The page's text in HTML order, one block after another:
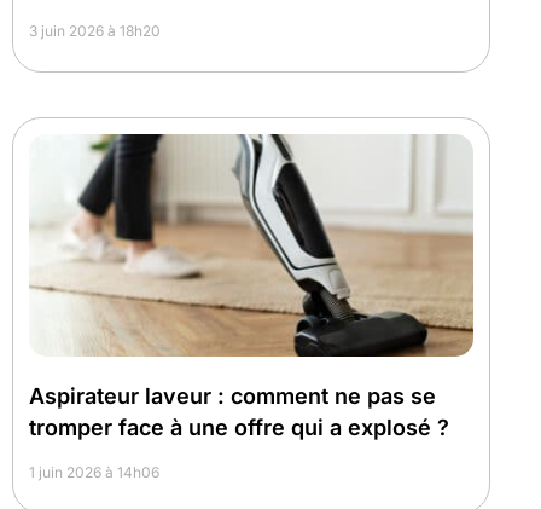
3 juin 2026 à 18h20
Aspirateur laveur : comment ne pas se
tromper face à une offre qui a explosé ?
1 juin 2026 à 14h06